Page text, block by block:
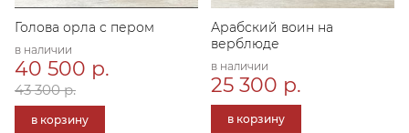
Голова орла с пером
в наличии
40 500 р.
43 300 р.
в корзину
Арабский воин на
верблюде
в наличии
25 300 р.
в корзину